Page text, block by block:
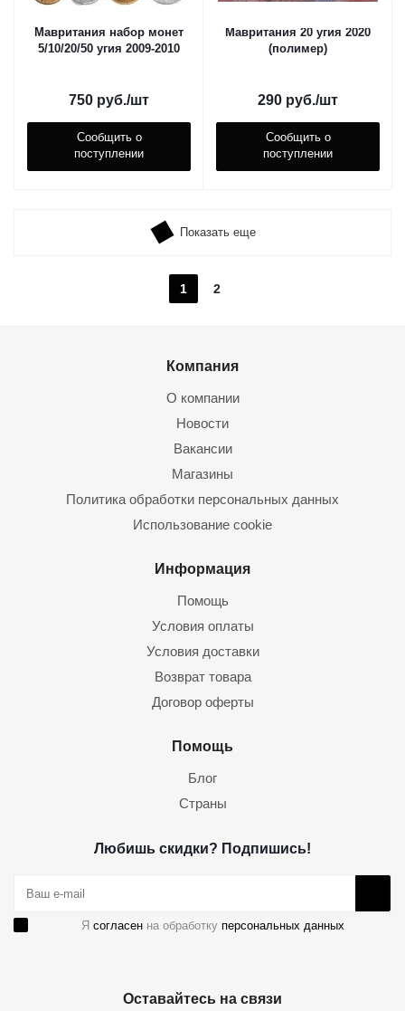
Мавритания набор монет
5/10/20/50 угия 2009-2010
750 руб./шт
Сообщить о
поступлении
Мавритания 20 угия 2020
(полимер)
290 руб./шт
Сообщить о
поступлении
Показать еще
1 2
Компания
О компании
Новости
Вакансии
Магазины
Политика обработки персональных данных
Использование cookie
Информация
Помощь
Условия оплаты
Условия доставки
Возврат товара
Договор оферты
Помощь
Блог
Страны
Любишь скидки? Подпишись!
Я согласен на обработку персональных данных
Оставайтесь на связи